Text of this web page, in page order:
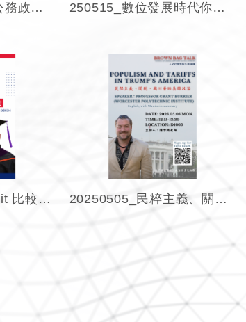
250521_AI實作於公務政策宣導之應用 250515_數位發展時代你不能不知道的培力與就業趨勢
20250508_Just 比 it 比較政治制度方法的探討 20250505_民粹主義、關稅，與川普的美國政治